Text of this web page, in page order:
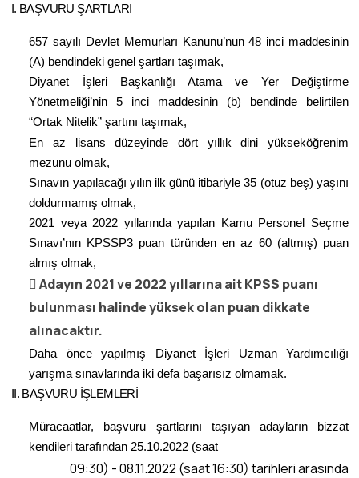
I. BAŞVURU ŞARTLARI
657 sayılı Devlet Memurları Kanunu’nun 48 inci maddesinin
(A) bendindeki genel şartları taşımak,
Diyanet İşleri Başkanlığı Atama ve Yer Değiştirme
Yönetmeliği’nin 5 inci maddesinin (b) bendinde belirtilen
“Ortak Nitelik” şartını taşımak,
En az lisans düzeyinde dört yıllık dini yükseköğrenim
mezunu olmak,
Sınavın yapılacağı yılın ilk günü itibariyle 35 (otuz beş) yaşını
doldurmamış olmak,
2021 veya 2022 yıllarında yapılan Kamu Personel Seçme
Sınavı’nın KPSSP3 puan türünden en az 60 (altmış) puan
almış olmak,
Adayın 2021 ve 2022 yıllarına ait KPSS puanı
bulunması halinde yüksek olan puan dikkate
alınacaktır.
Daha önce yapılmış Diyanet İşleri Uzman Yardımcılığı
yarışma sınavlarında iki defa başarısız olmamak.
II. BAŞVURU İŞLEMLERİ
Müracaatlar, başvuru şartlarını taşıyan adayların bizzat
kendileri tarafından 25.10.2022 (saat
09:30) - 08.11.2022 (saat 16:30) tarihleri arasında